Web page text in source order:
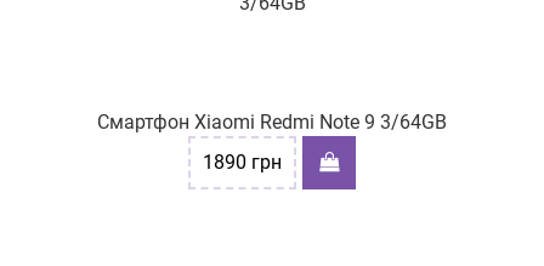
Смартфон Xiaomi Redmi Note 9 3/64GB
1890 грн